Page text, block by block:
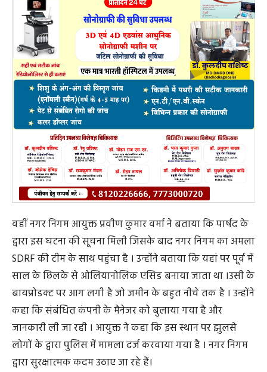
वहीं नगर निगम आयुक्त प्रवीण कुमार वर्मा ने बताया कि पार्षद के
द्वारा इस घटना की सूचना मिली जिसके बाद नगर निगम का अमला
SDRF की टीम के साथ पहुंचा है । उन्होंने बताया कि यहां पर पूर्व में
साल के छिलके से ओलियानोलिक एसिड बनाया जाता था ।उसी के
बायप्रोडक्ट पर आग लगी है जो जमीन के बहुत नीचे तक है । उन्होंने
कहा कि संबंधित कंपनी के मैनेजर को बुलाया गया है और
जानकारी ली जा रही । आयुक्त ने कहा कि इस स्थान पर झुलसे
लोगों के द्वारा पुलिस में मामला दर्ज करवाया गया है । नगर निगम
द्वारा सुरक्षात्मक कदम उठाए जा रहे हैं।